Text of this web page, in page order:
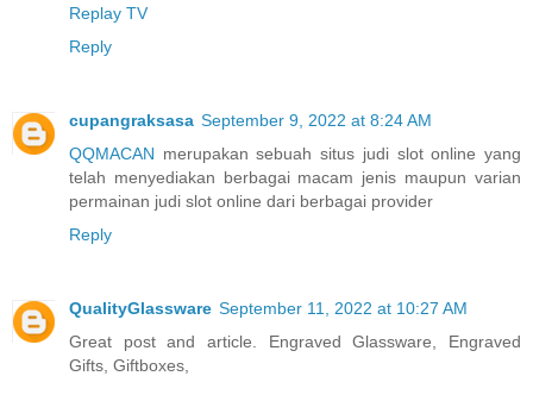
Replay TV
Reply
cupangraksasa September 9, 2022 at 8:24 AM
QQMACAN merupakan sebuah situs judi slot online yang
telah menyediakan berbagai macam jenis maupun varian
permainan judi slot online dari berbagai provider
Reply
QualityGlassware September 11, 2022 at 10:27 AM
Great post and article. Engraved Glassware, Engraved
Gifts, Giftboxes,